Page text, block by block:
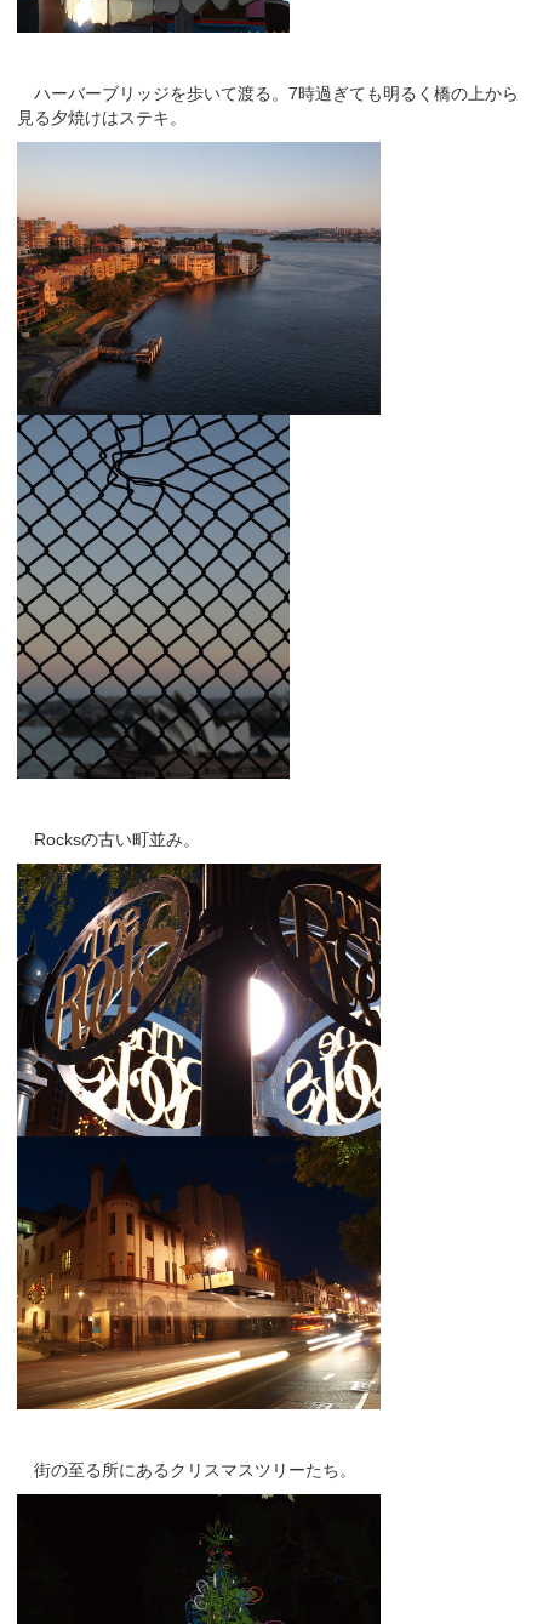
ハーバーブリッジを歩いて渡る。7時過ぎても明るく橋の上から
見る夕焼けはステキ。
Rocksの古い町並み。
街の至る所にあるクリスマスツリーたち。